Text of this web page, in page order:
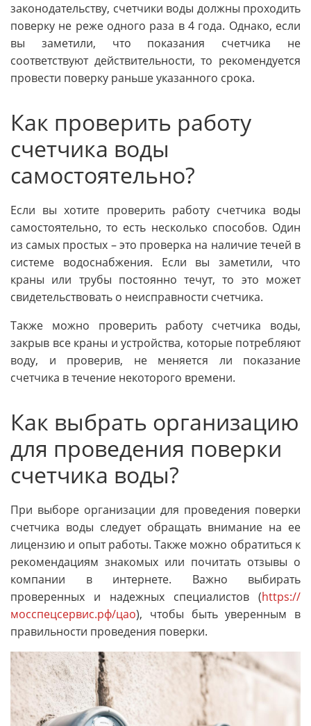
законодательству, счетчики воды должны проходить
поверку не реже одного раза в 4 года. Однако, если
вы заметили, что показания счетчика не
соответствуют действительности, то рекомендуется
провести поверку раньше указанного срока.
Как проверить работу
счетчика воды
самостоятельно?
Если вы хотите проверить работу счетчика воды
самостоятельно, то есть несколько способов. Один
из самых простых – это проверка на наличие течей в
системе водоснабжения. Если вы заметили, что
краны или трубы постоянно течут, то это может
свидетельствовать о неисправности счетчика.
Также можно проверить работу счетчика воды,
закрыв все краны и устройства, которые потребляют
воду, и проверив, не меняется ли показание
счетчика в течение некоторого времени.
Как выбрать организацию
для проведения поверки
счетчика воды?
При выборе организации для проведения поверки
счетчика воды следует обращать внимание на ее
лицензию и опыт работы. Также можно обратиться к
рекомендациям знакомых или почитать отзывы о
компании в интернете. Важно выбирать
проверенных и надежных специалистов (https://
мосспецсервис.рф/цао), чтобы быть уверенным в
правильности проведения поверки.